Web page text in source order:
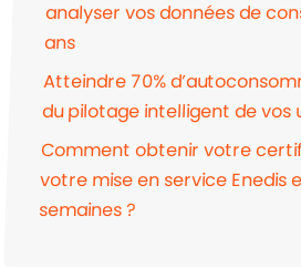
analyser vos données de
ans
Atteindre 70%
du pilotage intelligent de vos
Comment obtenir votre
votre mise en service Enedis
semaines ?